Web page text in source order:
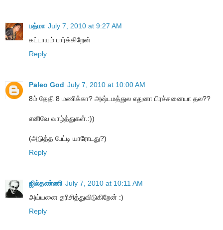
பத்மா July 7, 2010 at 9:27 AM
கட்டாயம் பார்க்கிறேன்
Reply
Paleo God July 7, 2010 at 10:00 AM
8ம் தேதி 8 மணிக்கா? அஷ்டமத்துல எதுனா பிரச்சனையா தல??
எனிவே வாழ்த்துகள்.:))
(அடுத்த பேட்டி யாரோடது?)
Reply
ஜில்தண்ணி July 7, 2010 at 10:11 AM
அய்யனை தரிசித்துவிடுகிறேன் :)
Reply